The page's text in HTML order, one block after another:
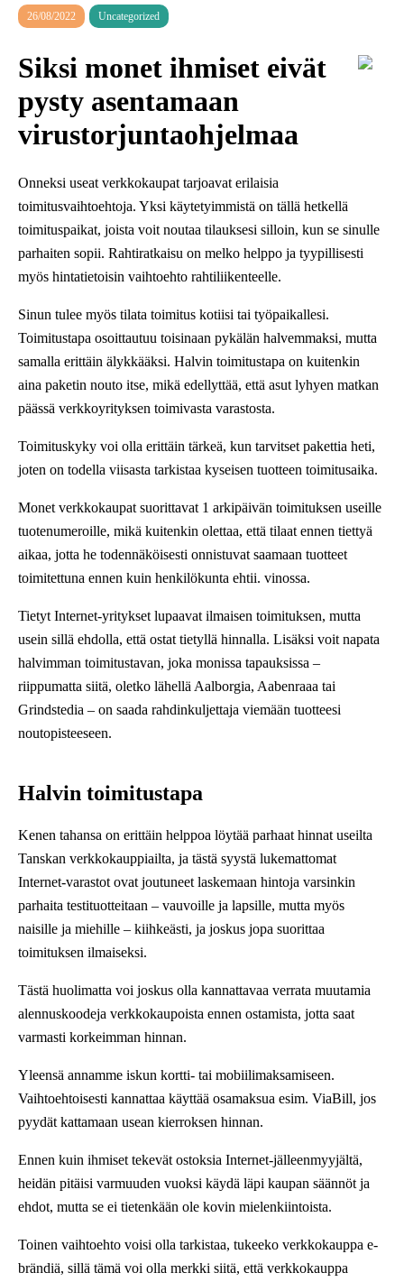
26/08/2022 Uncategorized
Siksi monet ihmiset eivät
pysty asentamaan
virustorjuntaohjelmaa
Onneksi useat verkkokaupat tarjoavat erilaisia
toimitusvaihtoehtoja. Yksi käytetyimmistä on tällä hetkellä
toimituspaikat, joista voit noutaa tilauksesi silloin, kun se sinulle
parhaiten sopii. Rahtiratkaisu on melko helppo ja tyypillisesti
myös hintatietoisin vaihtoehto rahtiliikenteelle.
Sinun tulee myös tilata toimitus kotiisi tai työpaikallesi.
Toimitustapa osoittautuu toisinaan pykälän halvemmaksi, mutta
samalla erittäin älykkääksi. Halvin toimitustapa on kuitenkin
aina paketin nouto itse, mikä edellyttää, että asut lyhyen matkan
päässä verkkoyrityksen toimivasta varastosta.
Toimituskyky voi olla erittäin tärkeä, kun tarvitset pakettia heti,
joten on todella viisasta tarkistaa kyseisen tuotteen toimitusaika.
Monet verkkokaupat suorittavat 1 arkipäivän toimituksen useille
tuotenumeroille, mikä kuitenkin olettaa, että tilaat ennen tiettyä
aikaa, jotta he todennäköisesti onnistuvat saamaan tuotteet
toimitettuna ennen kuin henkilökunta ehtii. vinossa.
Tietyt Internet-yritykset lupaavat ilmaisen toimituksen, mutta
usein sillä ehdolla, että ostat tietyllä hinnalla. Lisäksi voit napata
halvimman toimitustavan, joka monissa tapauksissa –
riippumatta siitä, oletko lähellä Aalborgia, Aabenraaa tai
Grindstedia – on saada rahdinkuljettaja viemään tuotteesi
noutopisteeseen.
Halvin toimitustapa
Kenen tahansa on erittäin helppoa löytää parhaat hinnat useilta
Tanskan verkkokauppiailta, ja tästä syystä lukemattomat
Internet-varastot ovat joutuneet laskemaan hintoja varsinkin
parhaita testituotteitaan – vauvoille ja lapsille, mutta myös
naisille ja miehille – kiihkeästi, ja joskus jopa suorittaa
toimituksen ilmaiseksi.
Tästä huolimatta voi joskus olla kannattavaa verrata muutamia
alennuskoodeja verkkokaupoista ennen ostamista, jotta saat
varmasti korkeimman hinnan.
Yleensä annamme iskun kortti- tai mobiilimaksamiseen.
Vaihtoehtoisesti kannattaa käyttää osamaksua esim. ViaBill, jos
pyydät kattamaan usean kierroksen hinnan.
Ennen kuin ihmiset tekevät ostoksia Internet-jälleenmyyjältä,
heidän pitäisi varmuuden vuoksi käydä läpi kaupan säännöt ja
ehdot, mutta se ei tietenkään ole kovin mielenkiintoista.
Toinen vaihtoehto voisi olla tarkistaa, tukeeko verkkokauppa e-
brändiä, sillä tämä voi olla merkki siitä, että verkkokauppa